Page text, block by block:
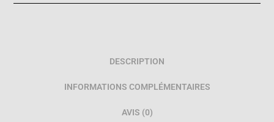
DESCRIPTION
INFORMATIONS COMPLÉMENTAIRES
AVIS (0)